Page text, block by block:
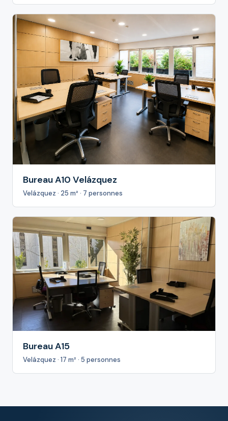
Bureau A10 Velázquez
Velázquez · 25 m² · 7 personnes
Bureau A15
Velázquez · 17 m² · 5 personnes